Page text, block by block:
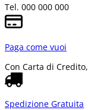
Tel. 000 000 000
Paga come vuoi
Con Carta di Credito,
Spedizione Gratuita